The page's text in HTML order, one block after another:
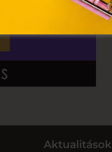
Aktualitások